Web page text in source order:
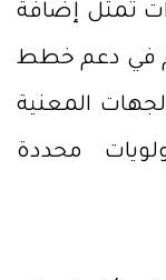
تمثّل إضافة
في دعم خطط
المعنية
محددة